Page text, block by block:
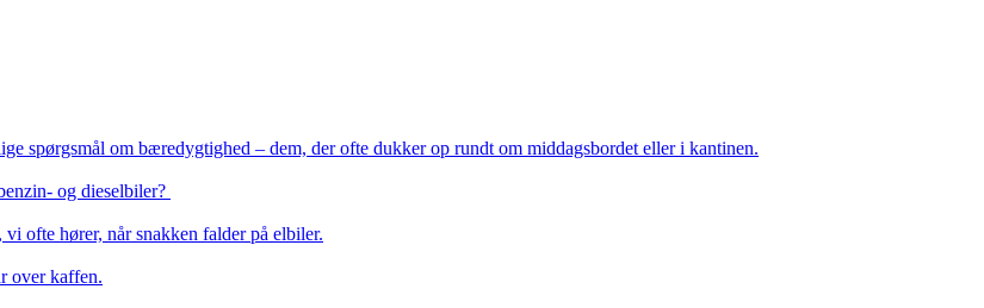
spørgsmål om bæredygtighed – dem, der ofte dukker op rundt om middagsbordet eller i kantinen.
og dieselbiler?
ofte hører, når snakken falder på elbiler.
over kaffen.